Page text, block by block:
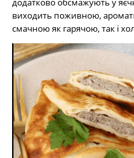
виходить поживною,
смачною як гарячою, так і